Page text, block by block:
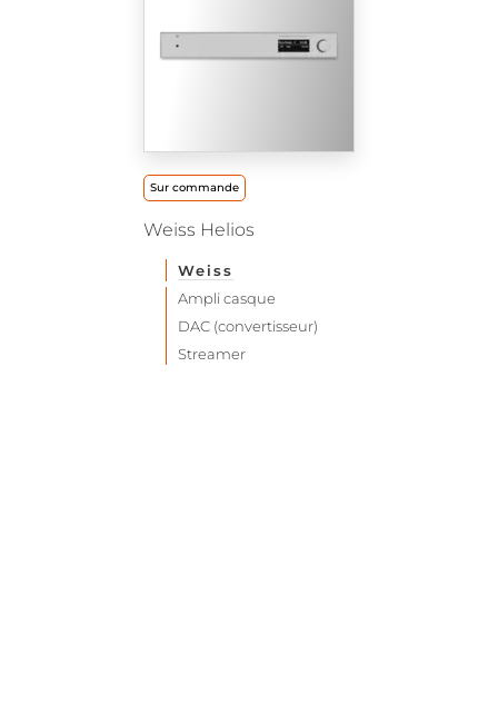
Sur commande
Weiss Helios
Weiss
Ampli casque
DAC (convertisseur)
Streamer